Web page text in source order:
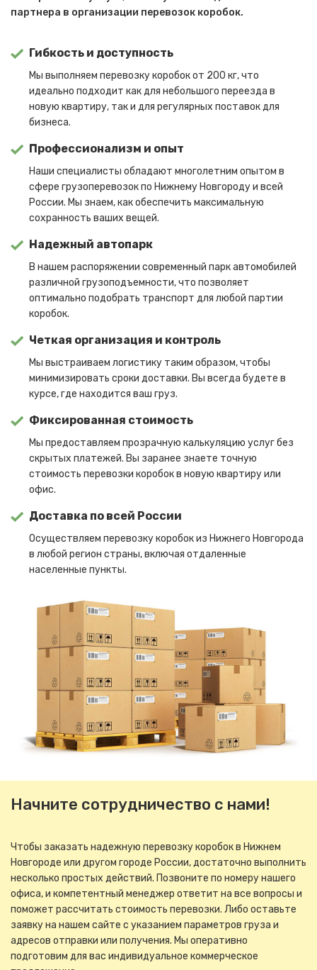
партнера в организации перевозок коробок.
Гибкость и доступность
Мы выполняем перевозку коробок от 200 кг, что
идеально подходит как для небольшого переезда в
новую квартиру, так и для регулярных поставок для
бизнеса.
Профессионализм и опыт
Наши специалисты обладают многолетним опытом в
сфере грузоперевозок по Нижнему Новгороду и всей
России. Мы знаем, как обеспечить максимальную
сохранность ваших вещей.
Надежный автопарк
В нашем распоряжении современный парк автомобилей
различной грузоподъемности, что позволяет
оптимально подобрать транспорт для любой партии
коробок.
Четкая организация и контроль
Мы выстраиваем логистику таким образом, чтобы
минимизировать сроки доставки. Вы всегда будете в
курсе, где находится ваш груз.
Фиксированная стоимость
Мы предоставляем прозрачную калькуляцию услуг без
скрытых платежей. Вы заранее знаете точную
стоимость перевозки коробок в новую квартиру или
офис.
Доставка по всей России
Осуществляем перевозку коробок из Нижнего Новгорода
в любой регион страны, включая отдаленные
населенные пункты.
Начните сотрудничество с нами!
Чтобы заказать надежную перевозку коробок в Нижнем
Новгороде или другом городе России, достаточно выполнить
несколько простых действий. Позвоните по номеру нашего
офиса, и компетентный менеджер ответит на все вопросы и
поможет рассчитать стоимость перевозки. Либо оставьте
заявку на нашем сайте с указанием параметров груза и
адресов отправки или получения. Мы оперативно
подготовим для вас индивидуальное коммерческое